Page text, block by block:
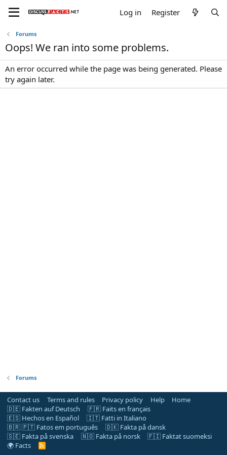
Log in Register
Forums
Oops! We ran into some problems.
An error occurred while the page was being generated. Please
try again later.
Forums
Contact us Terms and rules Privacy policy Help
Home
🇩🇪 Fakten auf Deutsch
🇫🇷 Faits en français
🇪🇸 Hechos en Español
🇮🇹 Fatti in Italiano
🇧🇷 🇵🇹 Fatos em português
🇩🇰 Fakta på dansk
🇸🇪 Fakta på svenska
🇳🇴 Fakta på norsk
🇫🇮 Faktat suomeksi
🌍 Facts
R